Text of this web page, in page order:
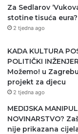
Za Sedlarov
stotine tisuća eura?
2 tjedna ago
KADA KULTURA
POLITIČKI
Možemo! u
projekt za djecu
2 tjedna ago
MEDIJSKA
NOVINARSTVO?
nije prikazana